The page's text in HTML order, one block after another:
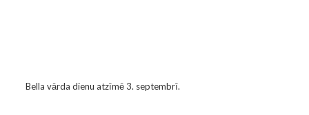
Bella vārda dienu atzīmē 3. septembrī.